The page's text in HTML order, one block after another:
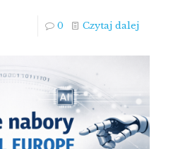
0 Czytaj dalej